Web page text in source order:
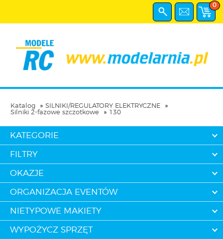
0
Katalog
SILNIKI/REGULATORY ELEKTRYCZNE
Silniki 2-fazowe szczotkowe
130
KATEGORIE
FILTRY
OKAZJE
ORGANIZACJA EVENTÓW
NIETYPOWE MAKIETY
WYPOŻYCZ SPRZĘT